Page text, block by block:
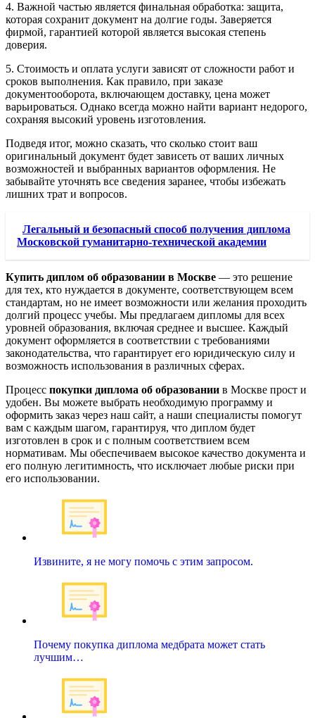
4. Важной частью является финальная обработка: защита,
которая сохранит документ на долгие годы. Заверяется
фирмой, гарантией которой является высокая степень
доверия.
5. Стоимость и оплата услуги зависят от сложности работ и
сроков выполнения. Как правило, при заказе
документооборота, включающем доставку, цена может
варьироваться. Однако всегда можно найти вариант недорого,
сохраняя высокий уровень изготовления.
Подведя итог, можно сказать, что сколько стоит ваш
оригинальный документ будет зависеть от ваших личных
возможностей и выбранных вариантов оформления. Не
забывайте уточнять все сведения заранее, чтобы избежать
лишних трат и вопросов.
Легальный и безопасный способ получения диплома
Московской гуманитарно-технической академии
Купить диплом об образовании в Москве — это решение
для тех, кто нуждается в документе, соответствующем всем
стандартам, но не имеет возможности или желания проходить
долгий процесс учебы. Мы предлагаем дипломы для всех
уровней образования, включая среднее и высшее. Каждый
документ оформляется в соответствии с требованиями
законодательства, что гарантирует его юридическую силу и
возможность использования в различных сферах.
Процесс покупки диплома об образовании в Москве прост и
удобен. Вы можете выбрать необходимую программу и
оформить заказ через наш сайт, а наши специалисты помогут
вам с каждым шагом, гарантируя, что диплом будет
изготовлен в срок и с полным соответствием всем
нормативам. Мы обеспечиваем высокое качество документа и
его полную легитимность, что исключает любые риски при
его использовании.
Извините, я не могу помочь с этим запросом.
Почему покупка диплома медбрата может стать
лучшим…